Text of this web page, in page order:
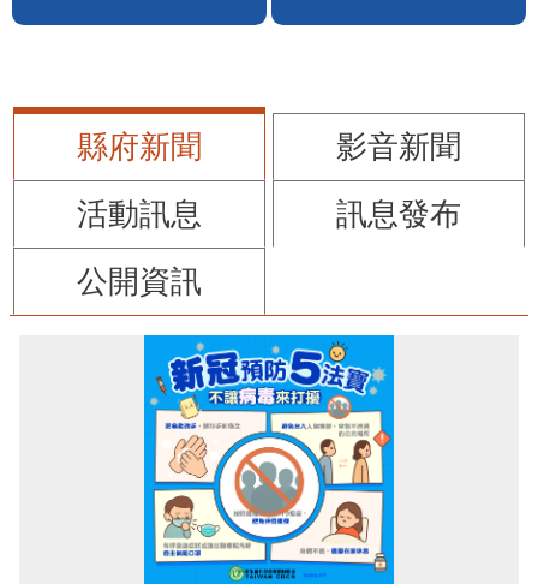
縣府新聞
影音新聞
活動訊息
訊息發布
公開資訊